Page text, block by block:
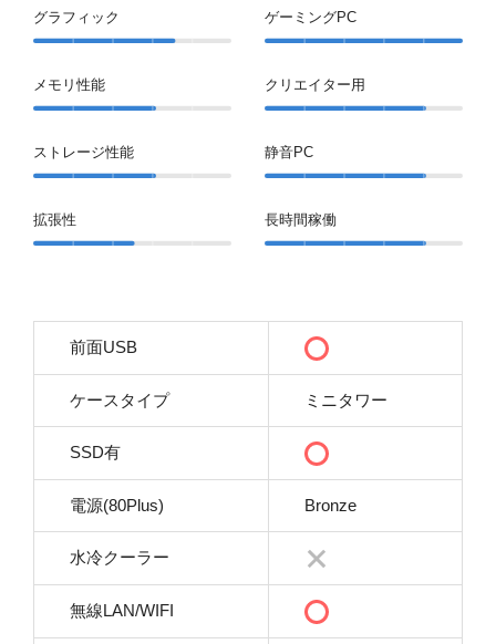
グラフィック
メモリ性能
ストレージ性能
拡張性
ゲーミングPC
クリエイター用
静音PC
長時間稼働
前面USB
ケースタイプ ミニタワー
SSD有
電源(80Plus) Bronze
水冷クーラー
無線LAN/WIFI